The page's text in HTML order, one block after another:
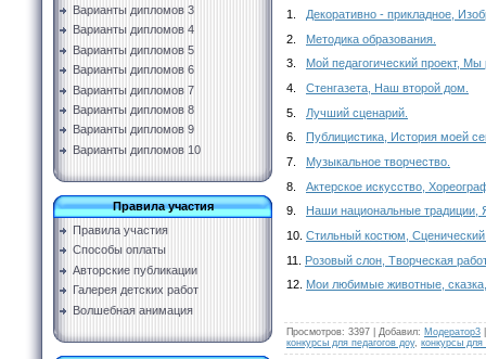
Варианты дипломов 3
Варианты дипломов 4
Варианты дипломов 5
Варианты дипломов 6
Варианты дипломов 7
Варианты дипломов 8
Варианты дипломов 9
Варианты дипломов 10
Правила участия
Правила участия
Способы оплаты
Авторские публикации
Галерея детских работ
Волшебная анимация
1. Декоративно - прикладное,
2. Методика образования.
3. Мой педагогический проект,
4. Стенгазета, Наш второй дом.
5. Лучший сценарий.
6.
Публицистика, История моей
7. Музыкальное творчество.
8. Актерское искусство,
9.
Наши национальные традиции,
10. Стильный костюм,
11. Розовый слон, Творческая
12. Мои любимые животные,
Просмотров: 3397 Добавил: Модератор3
конкурсы для педагогов доу, конкурсы